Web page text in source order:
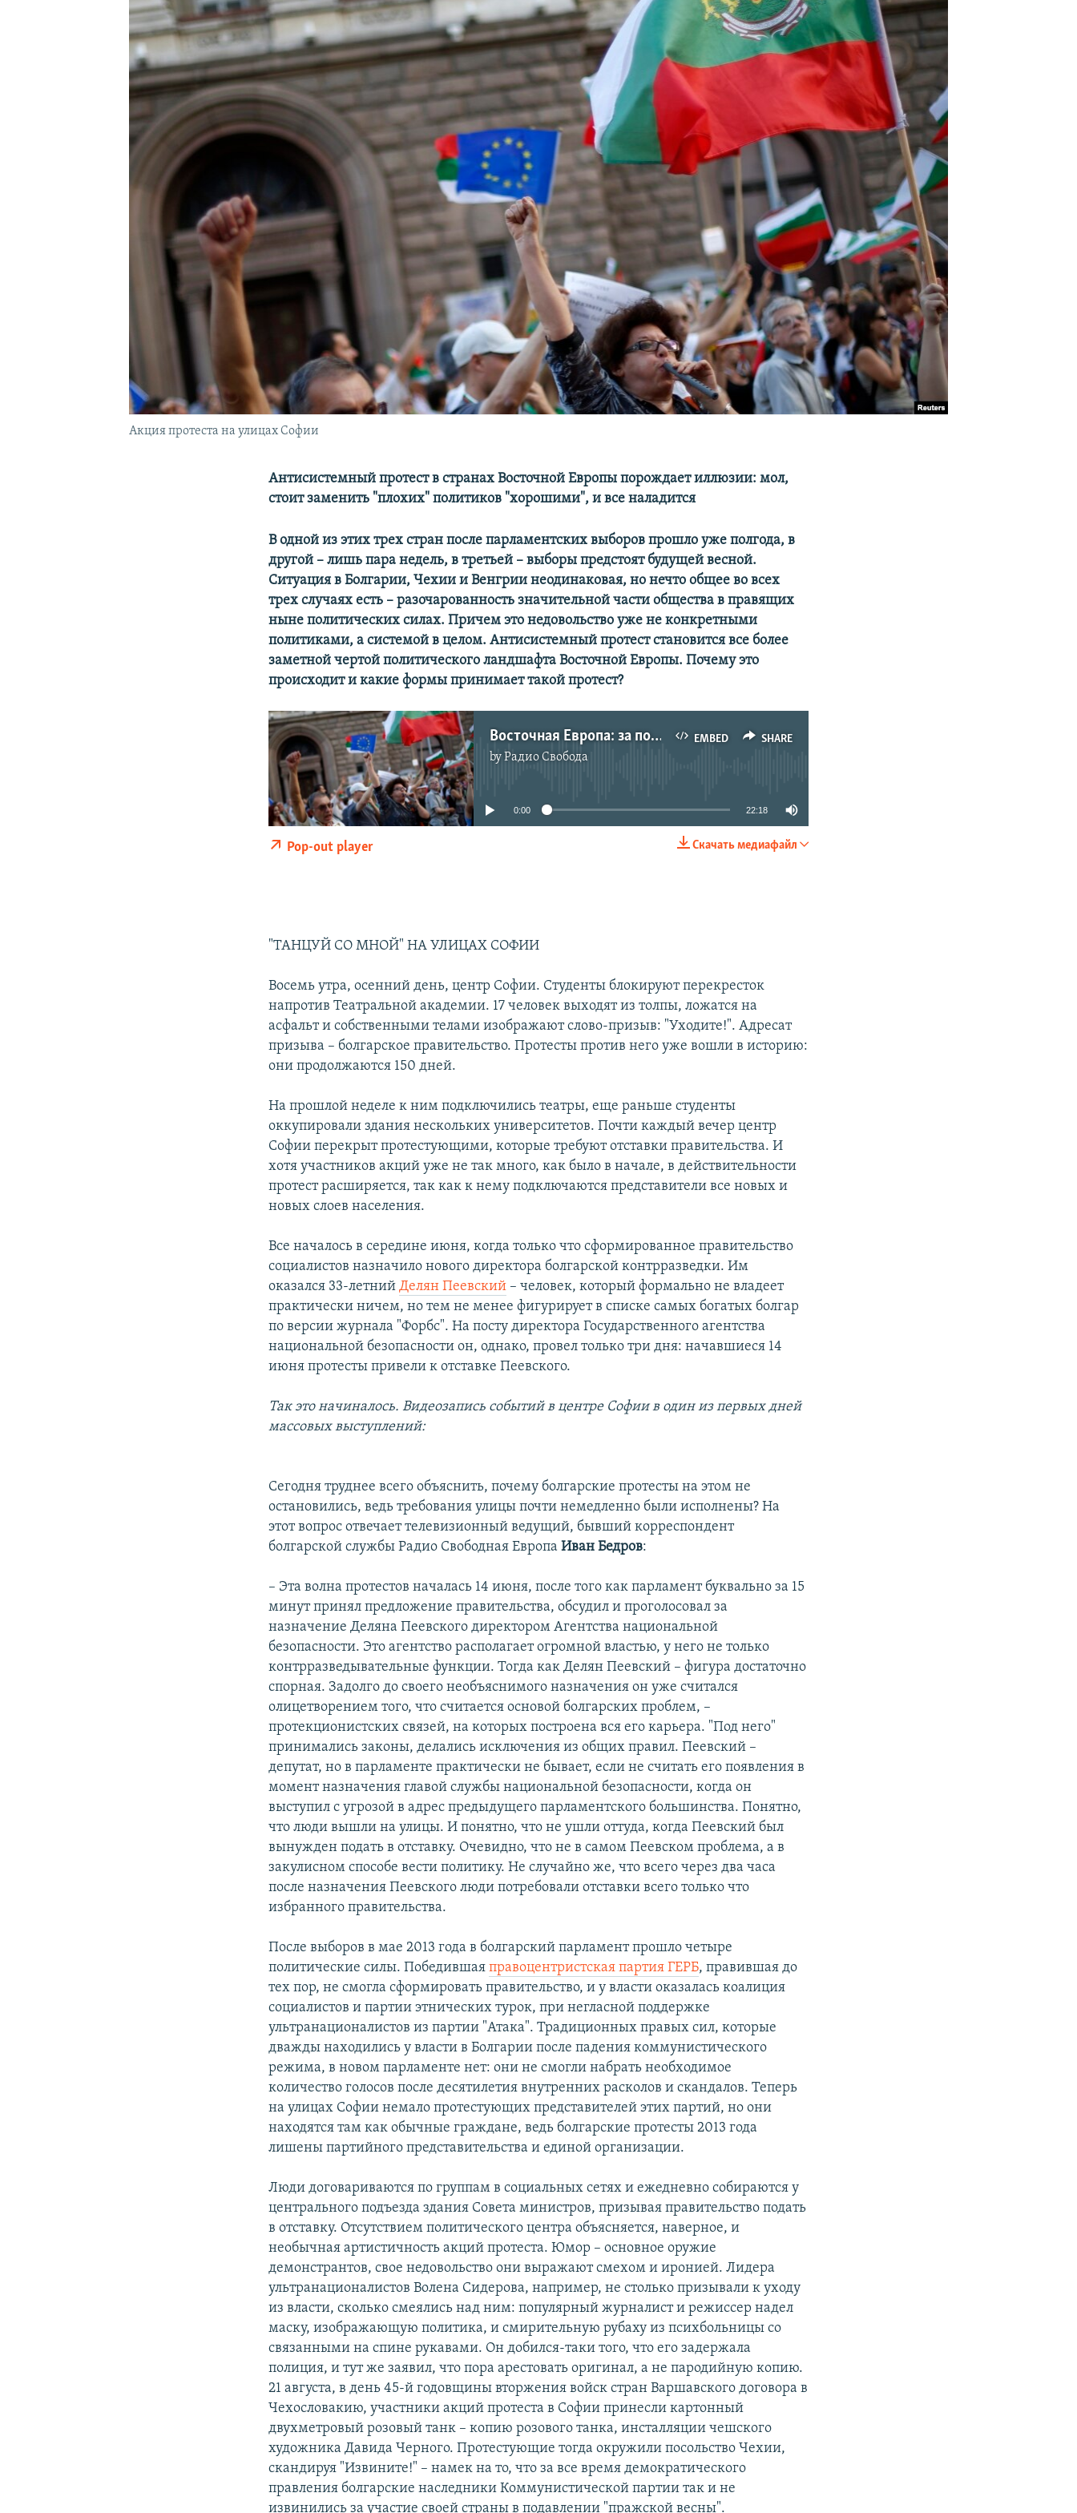
ПОДПИШИТЕСЬ НА РАССЫЛКУ
Акция протеста на улицах Софии
Антисистемный протест в странах Восточной Европы порождает иллюзии: мол,
стоит заменить "плохих" политиков "хорошими", и все наладится
В одной из этих трех стран после парламентских выборов прошло уже полгода, в
другой – лишь пара недель, в третьей – выборы предстоят будущей весной.
Ситуация в Болгарии, Чехии и Венгрии неодинаковая, но нечто общее во всех
трех случаях есть – разочарованность значительной части общества в правящих
ныне политических силах. Причем это недовольство уже не конкретными
политиками, а системой в целом. Антисистемный протест становится все более
заметной чертой политического ландшафта Восточной Европы. Почему это
происходит и какие формы принимает такой протест?
EMBED SHARE
Восточная Европа: за политику без политиков
byРадио Свобода
SHARE
No media source currently available
0:00 22:18
Скачать медиафайл
Pop-out player
"ТАНЦУЙ СО МНОЙ" НА УЛИЦАХ СОФИИ
Восемь утра, осенний день, центр Софии. Студенты блокируют перекресток
напротив Театральной академии. 17 человек выходят из толпы, ложатся на
асфальт и собственными телами изображают слово-призыв: "Уходите!". Адресат
призыва – болгарское правительство. Протесты против него уже вошли в историю:
они продолжаются 150 дней.
На прошлой неделе к ним подключились театры, еще раньше студенты
оккупировали здания нескольких университетов. Почти каждый вечер центр
Софии перекрыт протестующими, которые требуют отставки правительства. И
хотя участников акций уже не так много, как было в начале, в действительности
протест расширяется, так как к нему подключаются представители все новых и
новых слоев населения.
Все началось в середине июня, когда только что сформированное правительство
социалистов назначило нового директора болгарской контрразведки. Им
оказался 33-летнийДелян Пеевский – человек, который формально не владеет
практически ничем, но тем не менее фигурирует в списке самых богатых болгар
по версии журнала "Форбс". На посту директора Государственного агентства
национальной безопасности он, однако, провел только три дня: начавшиеся 14
июня протесты привели к отставке Пеевского.
Так это начиналось. Видеозапись событий в центре Софии в один из первых дней
массовых выступлений:
Сегодня труднее всего объяснить, почему болгарские протесты на этом не
остановились, ведь требования улицы почти немедленно были исполнены? На
этот вопрос отвечает телевизионный ведущий, бывший корреспондент
болгарской службы Радио Свободная ЕвропаИван Бедров:
– Эта волна протестов началась 14 июня, после того как парламент буквально за 15
минут принял предложение правительства, обсудил и проголосовал за
назначение Деляна Пеевского директором Агентства национальной
безопасности. Это агентство располагает огромной властью, у него не только
контрразведывательные функции. Тогда как Делян Пеевский – фигура достаточно
спорная. Задолго до своего необъяснимого назначения он уже считался
олицетворением того, что считается основой болгарских проблем, –
протекционистских связей, на которых построена вся его карьера. "Под него"
принимались законы, делались исключения из общих правил. Пеевский –
депутат, но в парламенте практически не бывает, если не считать его появления в
момент назначения главой службы национальной безопасности, когда он
выступил с угрозой в адрес предыдущего парламентского большинства. Понятно,
что люди вышли на улицы. И понятно, что не ушли оттуда, когда Пеевский был
вынужден подать в отставку. Очевидно, что не в самом Пеевском проблема, а в
закулисном способе вести политику. Не случайно же, что всего через два часа
после назначения Пеевского люди потребовали отставки всего только что
избранного правительства.
После выборов в мае 2013 года в болгарский парламент прошло четыре
политические силы. Победившаяправоцентристская партия ГЕРБ, правившая до
тех пор, не смогла сформировать правительство, и у власти оказалась коалиция
социалистов и партии этнических турок, при негласной поддержке
ультранационалистов из партии "Атака". Традиционных правых сил, которые
дважды находились у власти в Болгарии после падения коммунистического
режима, в новом парламенте нет: они не смогли набрать необходимое
количество голосов после десятилетия внутренних расколов и скандалов. Теперь
на улицах Софии немало протестующих представителей этих партий, но они
находятся там как обычные граждане, ведь болгарские протесты 2013 года
лишены партийного представительства и единой организации.
Люди договариваются по группам в социальных сетях и ежедневно собираются у
центрального подъезда здания Совета министров, призывая правительство подать
в отставку. Отсутствием политического центра объясняется, наверное, и
необычная артистичность акций протеста. Юмор – основное оружие
демонстрантов, свое недовольство они выражают смехом и иронией. Лидера
ультранационалистов Волена Сидерова, например, не столько призывали к уходу
из власти, сколько смеялись над ним: популярный журналист и режиссер надел
маску, изображающую политика, и смирительную рубаху из психбольницы со
связанными на спине рукавами. Он добился-таки того, что его задержала
полиция, и тут же заявил, что пора арестовать оригинал, а не пародийную копию.
21 августа, в день 45-й годовщины вторжения войск стран Варшавского договора в
Чехословакию, участники акций протеста в Софии принесли картонный
двухметровый розовый танк – копию розового танка, инсталляции чешского
художника Давида Черного. Протестующие тогда окружили посольство Чехии,
скандируя "Извините!" – намек на то, что за все время демократического
правления болгарские наследники Коммунистической партии так и не
извинились за участие своей страны в подавлении "пражской весны".